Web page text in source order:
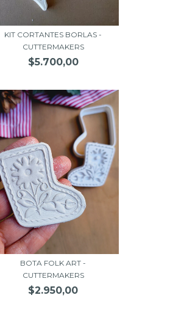
KIT CORTANTES BORLAS -
CUTTERMAKERS
$5.700,00
BOTA FOLK ART -
CUTTERMAKERS
$2.950,00